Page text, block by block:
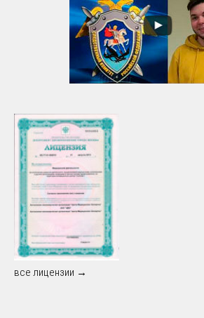
все лицензии →